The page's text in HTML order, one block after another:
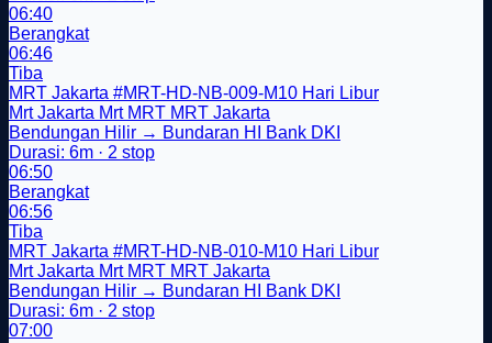
06:40
Berangkat
06:46
Tiba
MRT Jakarta #MRT-HD-NB-009-M10 Hari Libur
Mrt Jakarta Mrt MRT MRT Jakarta
Bendungan Hilir → Bundaran HI Bank DKI
Durasi: 6m · 2 stop
06:50
Berangkat
06:56
Tiba
MRT Jakarta #MRT-HD-NB-010-M10 Hari Libur
Mrt Jakarta Mrt MRT MRT Jakarta
Bendungan Hilir → Bundaran HI Bank DKI
Durasi: 6m · 2 stop
07:00